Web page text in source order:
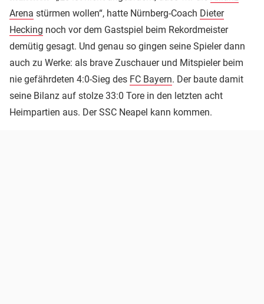
Arena stürmen wollen“, hatte Nürnberg-Coach Dieter
Hecking noch vor dem Gastspiel beim Rekordmeister
demütig gesagt. Und genau so gingen seine Spieler dann
auch zu Werke: als brave Zuschauer und Mitspieler beim
nie gefährdeten 4:0-Sieg des FC Bayern. Der baute damit
seine Bilanz auf stolze 33:0 Tore in den letzten acht
Heimpartien aus. Der SSC Neapel kann kommen.